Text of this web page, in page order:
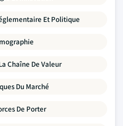
Et Politique
Chaîne De Valeur
Du Marché
De Porter